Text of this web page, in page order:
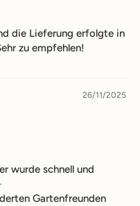
die Lieferung erfolgte in
zu empfehlen!
26/11/2025
wurde schnell und
Gartenfreunden